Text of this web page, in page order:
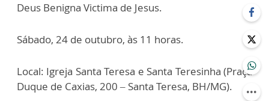
Deus Benigna Victima de Jesus.
Sábado, 24 de outubro, às 11 horas.
Local: Igreja Santa Teresa e Santa Teresinha (Praça
Duque de Caxias, 200 – Santa Teresa, BH/MG).